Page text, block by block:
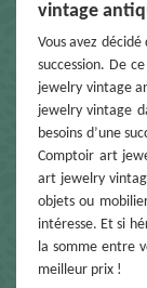
vintage
Vous avez
succession. De
jewelry vintage
jewelry vintage
besoins d’une
Comptoir art
art jewelry
objets ou
intéresse. Et si
la somme entre
meilleur prix !